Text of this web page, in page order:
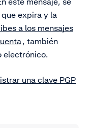
expira y la
a los mensajes
, también
electrónico.
una clave PGP